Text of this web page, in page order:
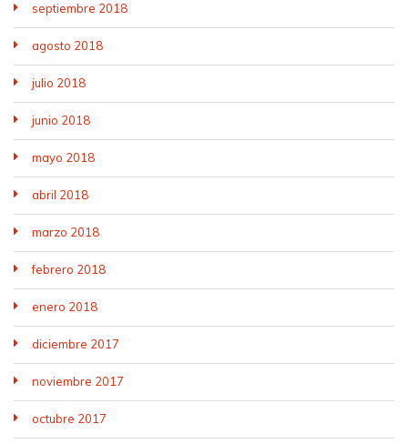
septiembre 2018
agosto 2018
julio 2018
junio 2018
mayo 2018
abril 2018
marzo 2018
febrero 2018
enero 2018
diciembre 2017
noviembre 2017
octubre 2017